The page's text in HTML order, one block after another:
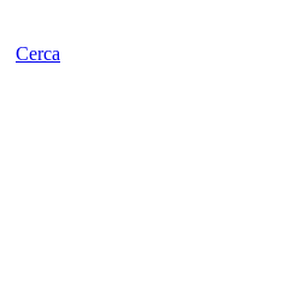
Cerca